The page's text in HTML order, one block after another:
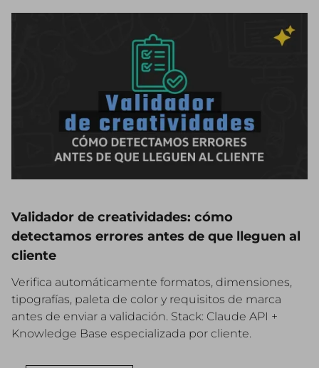
Validador de creatividades: cómo
detectamos errores antes de que lleguen al
cliente
Verifica automáticamente formatos, dimensiones,
tipografías, paleta de color y requisitos de marca
antes de enviar a validación. Stack: Claude API +
Knowledge Base especializada por cliente.